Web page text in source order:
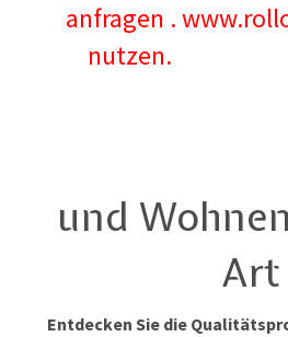
anfragen .
nutzen.
und
Art
Entdecken Sie die